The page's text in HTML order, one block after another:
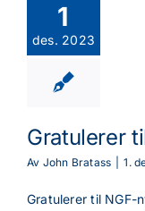
1
des. 2023
Gratulerer
Av John Bratass 1.
Gratulerer til NGF-